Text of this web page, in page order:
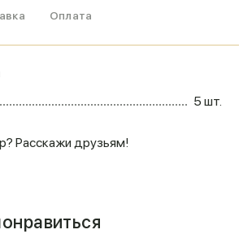
Оплата
5 шт.
Расскажи друзьям!